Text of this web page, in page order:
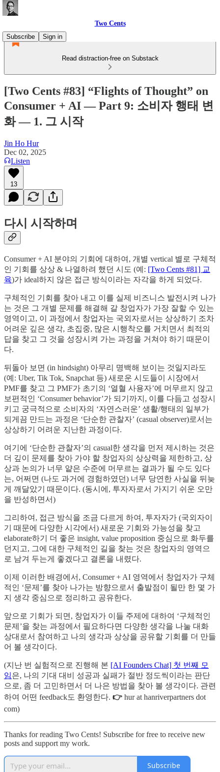
Two Cents
Subscribe
Sign in
Read distraction-free on Substack
[Two Cents #83] “Flights of Thought” on
Consumer + AI — Part 9: 소비자 행태 변
화 — 1. 그 시작
Jin Ho Hur
Dec 02, 2025
Listen
13
다시 시작하며
Consumer + AI 분야의 기회에 대하여, 개별 vertical 별로 구체적
인 기회를 상상 & 나열하려 했던 시도 (예: [Two Cents #81] 교
육)가 ideal하지 않은 접근 방식이라는 자각을 하게 되었다.
구체적인 기회를 찾아 내고 이를 실제 비즈니스 발전시켜 나가
는 것은 그 개별 문제를 해결해 갈 창업자가 가장 잘할 수 있는
영역이고, 이 과정에서 창업자는 국외자로서는 상상하기 조차
어려운 깊은 생각, 초집중, 많은 시행착오를 거치면서 최적의
답을 찾고 그 것을 성장시켜 가는 과정을 거쳐야 하기 때문이
다.
뒤돌아 보면 (in hindsight) 아무리 명백해 보이는 것일지라도
(예: Uber, Tik Tok, Snapchat 등) 새로운 시도들이 시장에서
PMF를 찾고 그 PMF가 초기의 ‘열혈 사용자’에 머무르지 않고
보편적인 ‘Consumer behavior’가 되기까지, 이를 다듬고 성장시
키고 궁극적으로 소비자의 ‘자연스러운’ 생활/행태의 일부가
되게끔 만드는 과정은 ‘단순한 관찰자’ (casual observer)로서는
상상하기 어려운 지난한 과정이다.
여기에 ‘단순한 관찰자’의 casual한 생각을 먼저 제시하는 것은
더 깊이 문제를 찾아 가야 할 창업자의 상상력을 제한하고, 상
상과 논의가 너무 얕은 수준에 머무르는 결과가 될 수도 있다
는, 어쩌면 (나도 과거에 경험하였던) 너무 당연한 사실을 뒤늦
게 깨달았기 때문이다. (동시에, 투자자로서 가지기 쉬운 오만
을 반성하면서)
그리하여, 접근 방식을 조금 다르게 하여, 투자자가 (국외자이
기 때문에 다양한 시각에서) 새로운 기회와 가능성을 찾고
elaborate하기 더 좋은 insight, value proposition 중심으로 화두를
던지고, 그에 대한 구체적인 길을 찾는 것은 창업자의 영역으
로 남겨 두는게 좋겠다고 결론을 내렸다.
이제 이러한 배경에서, Consumer + AI 영역에서 창업자가 구체
적인 ‘문제’를 찾아 나가는 방향으로서 출발점이 될만 한 몇 가
지 생각 중심으로 정리하고 공유한다.
앞으로 기회가 되면, 창업자가 이들 주제에 대하여 ‘구체적인
문제’을 찾는 과정에서 필요하다면 다양한 생각을 나눌 대화
상대로서 참여하고 나의 생각과 상상을 공유할 기회를 더 만들
어 볼 생각이다.
(지난 번 실험적으로 진행해 본 [AI Founders Chat] 첫 번째 모
임은, 나의 기대 대비 성공과 실패가 절반 정도씩이라는 판단
으로, 좀 더 고민하면서 더 나은 방법을 찾아 볼 생각이다. 관련
하여 어떤 feedback도 환영한다. 👉 hur at hanriverpartners dot
com)
Thanks for reading Two Cents! Subscribe for free to receive new
posts and support my work.
Subscribe